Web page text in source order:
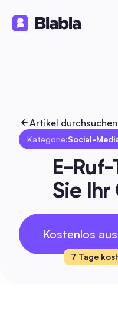
Artikel durchsuchen
Kategorie:Social-
E-
Sie
Kostenlos
7 Tage